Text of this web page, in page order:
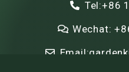
Tel:+86
Wechat: